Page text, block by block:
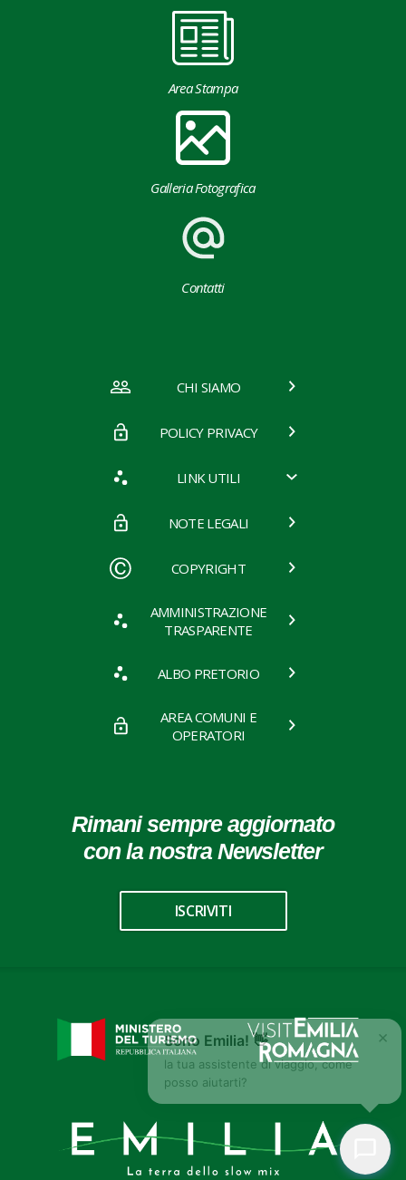
Area Stampa
Galleria Fotografica
Contatti
CHI SIAMO
POLICY PRIVACY
LINK UTILI
NOTE LEGALI
COPYRIGHT
AMMINISTRAZIONE
TRASPARENTE
ALBO PRETORIO
AREA COMUNI E
OPERATORI
Rimani sempre aggiornato
con la nostra Newsletter
ISCRIVITI
×
Sono Emilia! 👋
la tua assistente di viaggio, come
posso aiutarti?